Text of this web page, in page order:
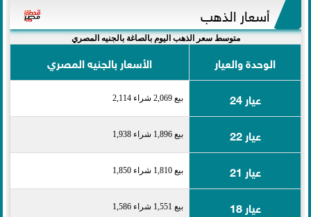
أسعار الذهب
متوسط سعر الذهب اليوم بالصاغة بالجنيه المصري
الوحدة والعيار
الأسعار بالجنيه المصري
عيار 24
بيع 2,069 شراء 2,114
عيار 22 بيع 1,896 شراء 1,938
عيار 21 بيع 1,810 شراء 1,850
عيار 18 بيع 1,551 شراء 1,586